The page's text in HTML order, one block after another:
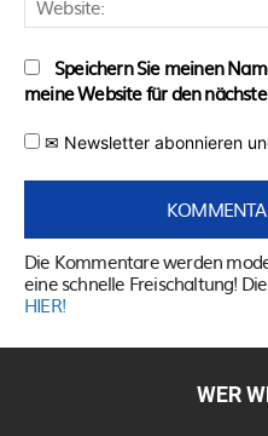
Speichern Sie meinen
meine Website für den
✉ Newsletter abonnieren
Die Kommentare werden
eine schnelle Freischaltung!
HIER!
WER